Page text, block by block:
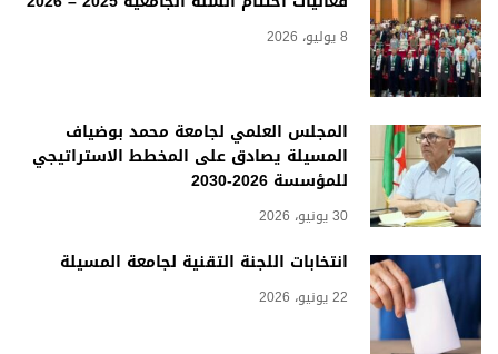
8 يوليو، 2026
المجلس العلمي لجامعة محمد بوضياف
المسيلة يصادق على المخطط الاستراتيجي
للمؤسسة 2026-2030
30 يونيو، 2026
انتخابات اللجنة التقنية لجامعة المسيلة
22 يونيو، 2026